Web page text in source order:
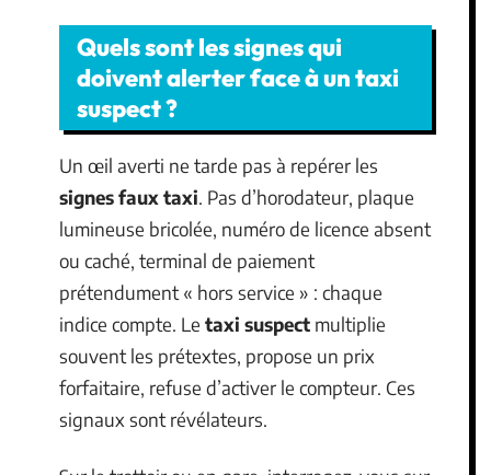
Quels sont les signes qui
doivent alerter face à un taxi
suspect ?
Un œil averti ne tarde pas à repérer les
signes faux taxi. Pas d’horodateur, plaque
lumineuse bricolée, numéro de licence absent
ou caché, terminal de paiement
prétendument « hors service » : chaque
indice compte. Le taxi suspect multiplie
souvent les prétextes, propose un prix
forfaitaire, refuse d’activer le compteur. Ces
signaux sont révélateurs.